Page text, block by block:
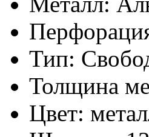
Тип:
Толщина
Цвет: